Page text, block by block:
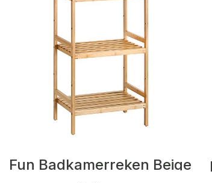
Fun Badkamerreken Beige